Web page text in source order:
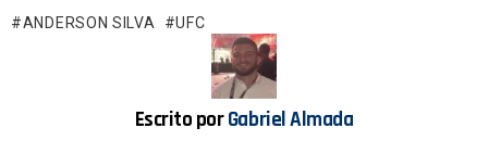
o
A
ANDERSON SILVA UFC
Escrito porGabriel Almada